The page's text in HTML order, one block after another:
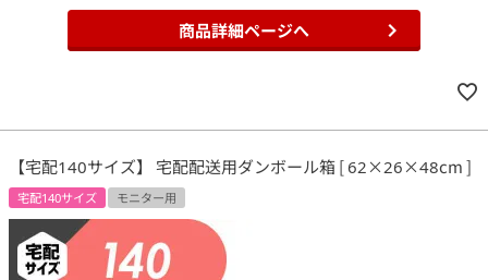
商品詳細ページへ
【宅配140サイズ】 宅配配送用ダンボール箱 [ 62×26×48cm ]
宅配140サイズ モニター用